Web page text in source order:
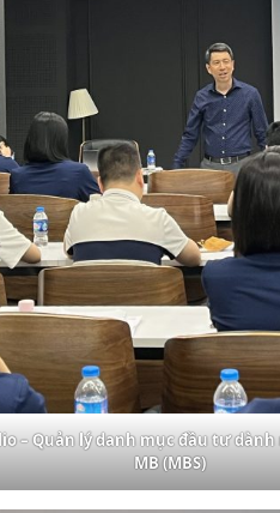
– Quản lý danh mục đầu tư
MB (MBS)